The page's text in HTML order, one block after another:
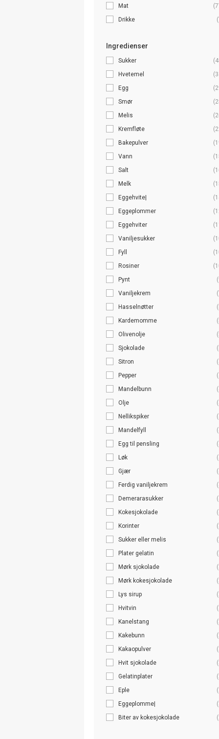
Mat
Drikke
Ingredienser
Sukker
Hvetemel
Egg
Smør
Melis
Kremfløte
Bakepulver
Vann
Salt
Melk
Eggehvite|
Eggeplommer
Eggehviter
Vaniljesukker
Fyll
Rosiner
Pynt
Vaniljekrem
Hasselnøtter
Kardemomme
Olivenolje
Sjokolade
Sitron
Pepper
Mandelbunn
Olje
Nellikspiker
Mandelfyll
Egg til pensling
Løk
Gjær
Ferdig vaniljekrem
Demerarasukker
Kokesjokolade
Korinter
Sukker eller melis
Plater gelatin
Mørk sjokolade
Mørk kokesjokolade
Lys sirup
Hvitvin
Kanelstang
Kakebunn
Kakaopulver
Hvit sjokolade
Gelatinplater
Eple
Eggeplomme|
Biter av kokesjokolade